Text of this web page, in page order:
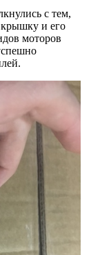
с тем,
и его
моторов